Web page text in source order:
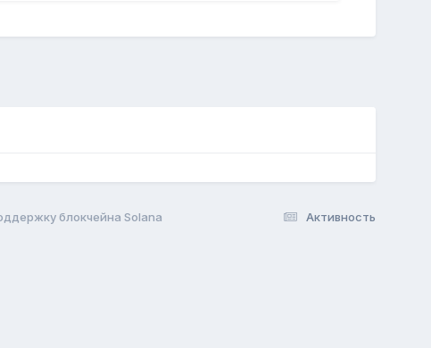
Активность
блокчейна Solana